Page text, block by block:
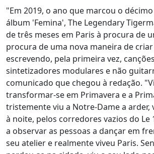
"Em 2019, o ano que marcou o
álbum 'Femina', The Legendary
de três meses em Paris à procura de
procura de uma nova maneira de
escrevendo, pela primeira vez,
sintetizadores modulares e não
comunicado que chegou à redação.
transformar-se em Primavera e a
tristemente viu a Notre-Dame a arder,
à noite, pelos corredores vazios do Le
a observar as pessoas a dançar em
seu atelier e realmente viveu Paris.